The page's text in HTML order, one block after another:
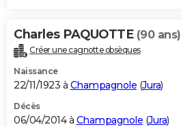
Charles PAQUOTTE (90 ans)
Créer une cagnotte obsèques
Naissance
22/11/1923 à Champagnole (Jura)
Décès
06/04/2014 à Champagnole (Jura)